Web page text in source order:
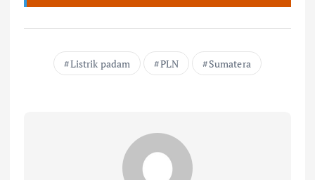
Listrik padam PLN Sumatera